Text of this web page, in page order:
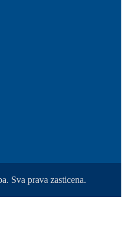
Sva prava zasticena.